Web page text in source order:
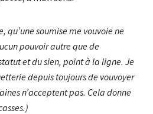
qu’une soumise me vouvoie ne
pouvoir autre que de
et du sien, point à la ligne. Je
depuis toujours de vouvoyer
n’acceptent pas. Cela donne